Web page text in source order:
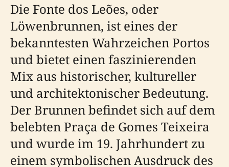
Die Fonte dos Leões, oder
Löwenbrunnen, ist eines der
bekanntesten Wahrzeichen Portos
und bietet einen faszinierenden
Mix aus historischer, kultureller
und architektonischer Bedeutung.
Der Brunnen befindet sich auf dem
belebten Praça de Gomes Teixeira
und wurde im 19. Jahrhundert zu
einem symbolischen Ausdruck des